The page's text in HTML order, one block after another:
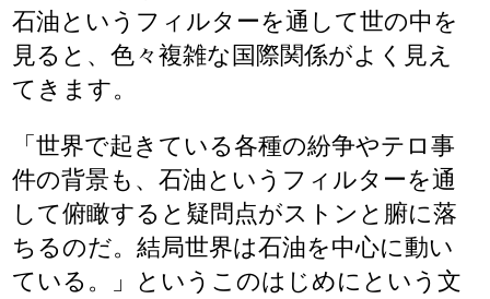
石油というフィルターを通して世の中を
見ると、色々複雑な国際関係がよく見え
てきます。
「世界で起きている各種の紛争やテロ事
件の背景も、石油というフィルターを通
して俯瞰すると疑問点がストンと腑に落
ちるのだ。結局世界は石油を中心に動い
ている。」というこのはじめにという文